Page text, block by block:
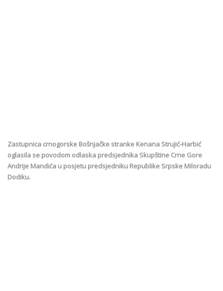
Zastupnica crnogorske Bošnjačke stranke Kenana Strujić-Harbić
oglasila se povodom odlaska predsjednika Skupštine Crne Gore
Andrije Mandića u posjetu predsjedniku Republike Srpske Miloradu
Dodiku.